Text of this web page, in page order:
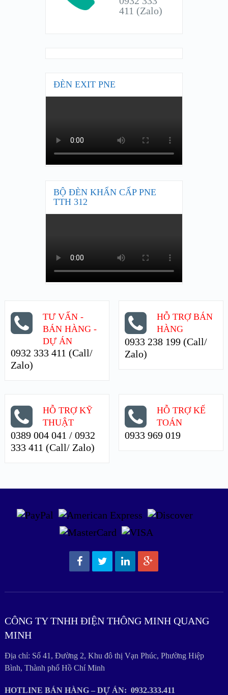
411 (Zalo)
ĐÈN EXIT PNE
BỘ ĐÈN KHẨN CẤP PNE
TTH 312
TƯ VẤN -
BÁN HÀNG -
DỰ ÁN
0932 333 411 (Call/
Zalo)
HỖ TRỢ BÁN
HÀNG
0933 238 199 (Call/
Zalo)
HỖ TRỢ KỸ
THUẬT
0389 004 041 / 0932
333 411 (Call/ Zalo)
HỖ TRỢ KẾ
TOÁN
0933 969 019
CÔNG TY TNHH ĐIỆN THÔNG MINH QUANG
MINH
Địa chỉ: Số 41, Đường 2, Khu đô thị Vạn Phúc, Phường Hiệp
Bình, Thành phố Hồ Chí Minh
HOTLINE BÁN HÀNG – DỰ ÁN: 0932.333.411